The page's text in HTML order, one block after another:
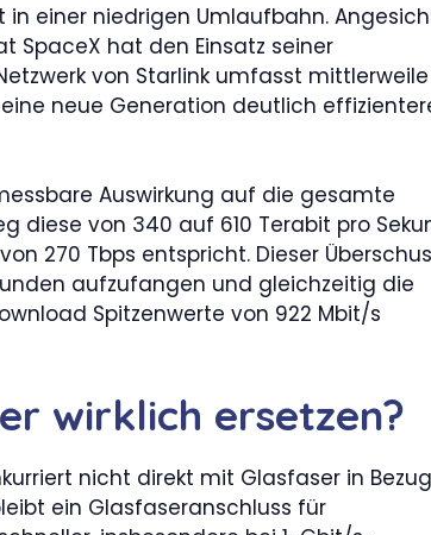
einer niedrigen Umlaufbahn.
SpaceX hat den Einsatz seiner
von Starlink umfasst mittlerweile
neue Generation deutlich
Auswirkung auf die gesamte
diese von 340 auf 610 Terabit pro
270 Tbps entspricht. Dieser
aufzufangen und gleichzeitig die
Spitzenwerte von 922 Mbit/s
wirklich ersetzen?
nicht direkt mit Glasfaser in Bezug
ein Glasfaseranschluss für